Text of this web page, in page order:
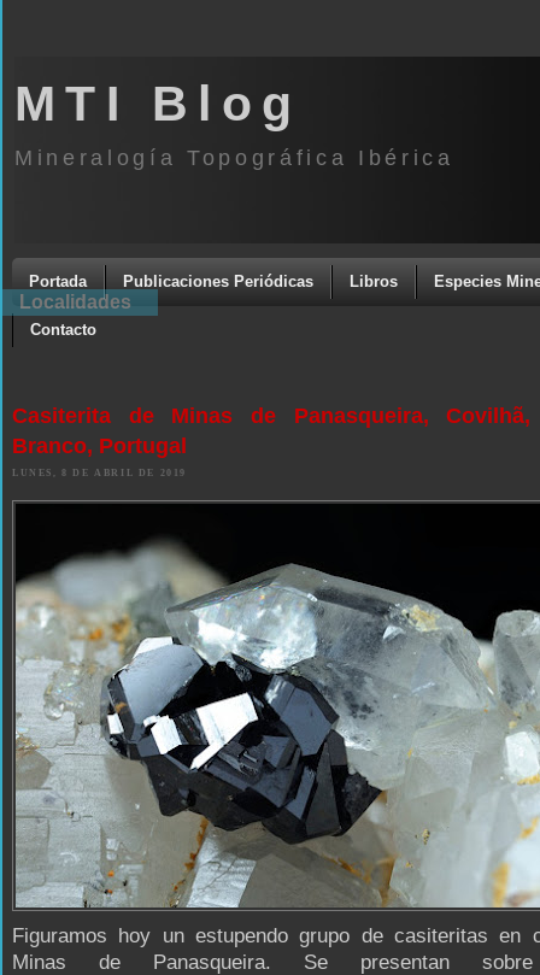
MTI Blog
Mineralogía Topográfica Ibérica
Portada Publicaciones Periódicas Libros Especies
Contacto
Casiterita de Minas de Panasqueira, Covilhã,
Branco, Portugal
LUNES, 8 DE ABRIL DE 2019
Figuramos hoy un estupendo grupo de casiteritas en
Minas de Panasqueira. Se presentan
Localidades